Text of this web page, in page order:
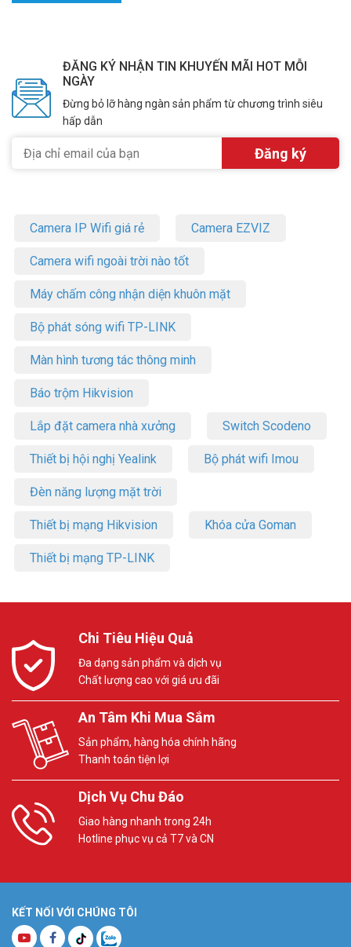
Quý khách có nhu cầu tư vấn và giá bán ổ cứng WD Purple Pro
18TB tốt nhất thị trường, xin liên hệ Hotline 1900.9259 để được tư
vấn tốt nhất. Tham khảo thêm thông tin tại
Vuhoangtelecomnhé.
ĐĂNG KÝ NHẬN TIN KHUYẾN MÃI HOT MỖI
NGÀY
Đừng bỏ lỡ hàng ngàn sản phẩm từ chương trình siêu
hấp dẫn
Camera IP Wifi giá rẻ Camera EZVIZ
Camera wifi ngoài trời nào tốt
Máy chấm công nhận diện khuôn mặt
Bộ phát sóng wifi TP-LINK
Màn hình tương tác thông minh
Báo trộm Hikvision
Lắp đặt camera nhà xưởng Switch Scodeno
Thiết bị hội nghị Yealink Bộ phát wifi Imou
Đèn năng lượng mặt trời
Thiết bị mạng Hikvision Khóa cửa Goman
Thiết bị mạng TP-LINK
Chi Tiêu Hiệu Quả
Đa dạng sản phẩm và dịch vụ
Chất lượng cao với giá ưu đãi
An Tâm Khi Mua Sắm
Sản phẩm, hàng hóa chính hãng
Thanh toán tiện lợi
Dịch Vụ Chu Đáo
Giao hàng nhanh trong 24h
Hotline phục vụ cả T7 và CN
KẾT NỐI VỚI CHÚNG TÔI